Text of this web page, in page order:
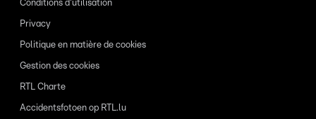
Conditions d'utilisation
Privacy
Politique en matière de cookies
Gestion des cookies
RTL Charte
Accidentsfotoen op RTL.lu